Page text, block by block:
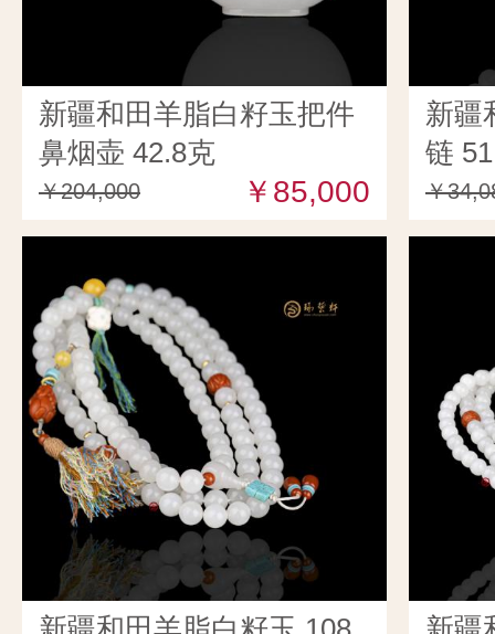
新疆和田羊脂白籽玉把件
鼻烟壶 42.8克
￥204,000 ￥85,000
新疆
链
￥